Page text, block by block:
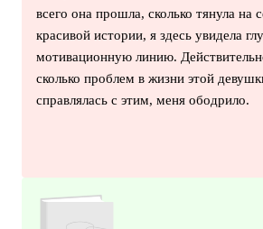
всего она прошла, сколько тянула на
красивой истории, я здесь увидела
мотивационную линию.
сколько проблем в жизни этой
справлялась с этим, меня ободрило.